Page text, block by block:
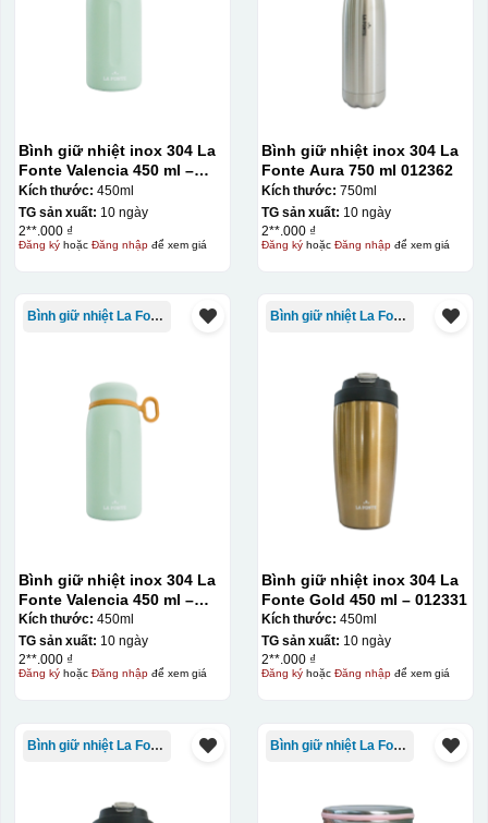
Bình giữ nhiệt inox 304 La
Fonte Valencia 450 ml –
012355
Kích thước: 450ml
TG sản xuất: 10 ngày
2**.000 ₫
Đăng kýhoặc Đăng nhậpđể xem giá
Bình giữ nhiệt inox 304 La
Fonte Aura 750 ml 012362
Kích thước: 750ml
TG sản xuất: 10 ngày
2**.000 ₫
Đăng kýhoặc Đăng nhậpđể xem giá
Bình giữ nhiệt La Fonte
Bình giữ nhiệt inox 304 La
Fonte Valencia 450 ml –
012355
Kích thước: 450ml
TG sản xuất: 10 ngày
2**.000 ₫
Đăng kýhoặc Đăng nhậpđể xem giá
Bình giữ nhiệt La Fonte
Bình giữ nhiệt inox 304 La
Fonte Gold 450 ml – 012331
Kích thước: 450ml
TG sản xuất: 10 ngày
2**.000 ₫
Đăng kýhoặc Đăng nhậpđể xem giá
Bình giữ nhiệt La Fonte Bình giữ nhiệt La Fonte